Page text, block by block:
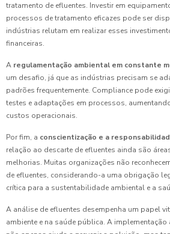
tratamento de efluentes. Investir em
processos de tratamento eficazes pode ser
indústrias relutam em realizar esses
financeiras.
A regulamentação ambiental em constante
um desafio, já que as indústrias precisam se
padrões frequentemente. Compliance pode
testes e adaptações em processos,
custos operacionais.
Por fim, a conscientização e a
relação ao descarte de efluentes ainda são
melhorias. Muitas organizações não
de efluentes, considerando-a uma obrigação
crítica para a sustentabilidade ambiental e a
A análise de efluentes desempenha um papel
ambiente e na saúde pública. A